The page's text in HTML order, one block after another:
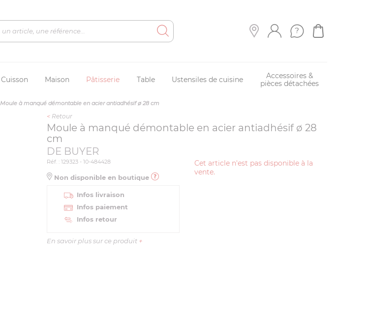
Cuisson Maison Pâtisserie Table Ustensiles de cuisine
Accessoires &
pièces détachées
Moule à manqué démontable en acier antiadhésif ø 28 cm
< Retour
Moule à manqué démontable en acier antiadhésif ø 28
cm
DE BUYER
Cet article n'est pas disponible à la
vente.
Réf. : 129323 - 10-484428
Non disponible en boutique
Infos livraison
Infos paiement
Infos retour
En savoir plus sur ce produit +